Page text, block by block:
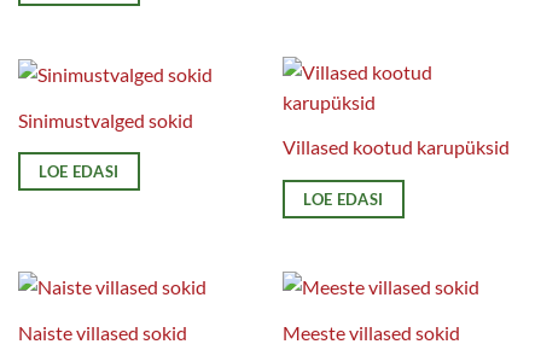
Sinimustvalged sokid
LOE EDASI
Villased kootud karupüksid
LOE EDASI
Naiste villased sokid
Meeste villased sokid